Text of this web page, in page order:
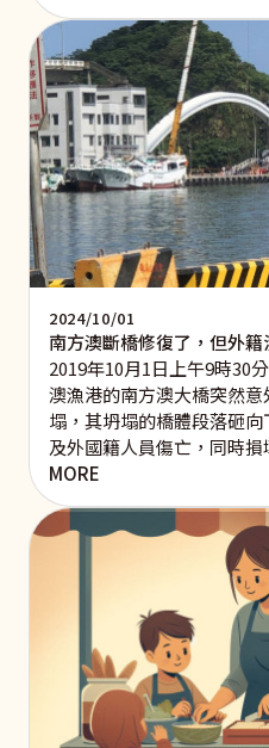
2024/10/01
南方澳斷橋修復了，但外
2019年10月1日上午9時30
澳漁港的南方澳大橋突然
塌，其坍塌的橋體段落砸
及外國籍人員傷亡，同時
MORE